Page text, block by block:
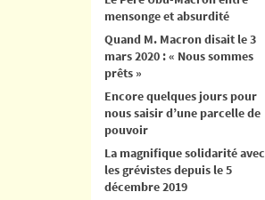
mensonge et absurdité
Quand M. Macron disait le 3
mars 2020 : « Nous sommes
prêts »
Encore quelques jours pour
nous saisir d’une parcelle de
pouvoir
La magnifique solidarité avec
les grévistes depuis le 5
décembre 2019